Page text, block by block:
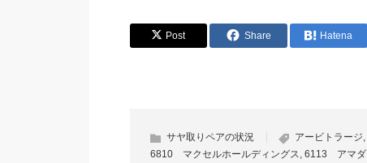
Post Share Hatena
サヤ取りペアの状況 アービトラージ,
6810 マクセルホールディングス, 6113 アマダ